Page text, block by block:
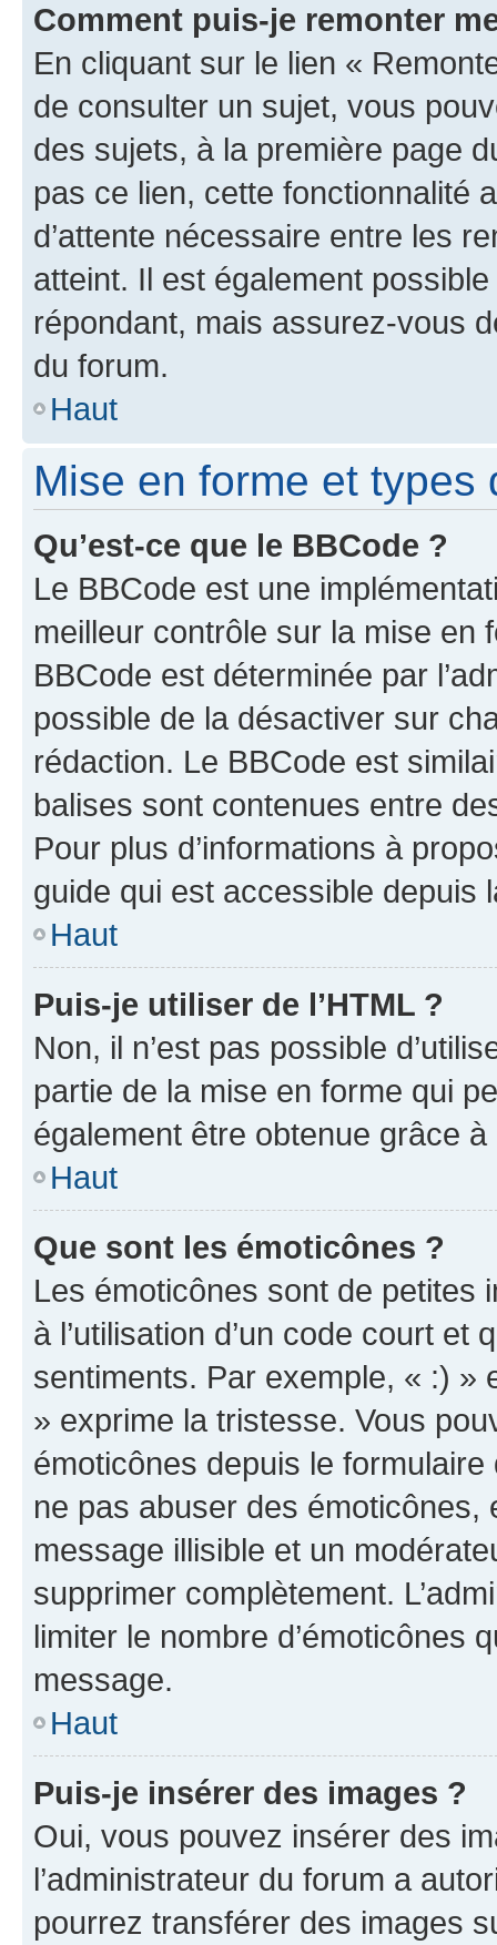
Comment puis-je remonter
En cliquant sur le lien «
de consulter un sujet, vous
des sujets, à la première page
pas ce lien, cette fonctionnalité
d’attente nécessaire entre les
atteint. Il est également
répondant, mais assurez-vous
du forum.
Haut
Mise en forme et types
Qu’est-ce que le BBCode ?
Le BBCode est une
meilleur contrôle sur la mise en
BBCode est déterminée par
possible de la désactiver sur
rédaction. Le BBCode est
balises sont contenues entre
Pour plus d’informations à
guide qui est accessible depuis
Haut
Puis-je utiliser de l’HTML ?
Non, il n’est pas possible
partie de la mise en forme qui
également être obtenue grâce à
Haut
Que sont les émoticônes ?
Les émoticônes sont de petites
à l’utilisation d’un code court et
sentiments. Par exemple, « :) »
» exprime la tristesse. Vous
émoticônes depuis le
ne pas abuser des
message illisible et un
supprimer complètement.
limiter le nombre d’émoticônes
message.
Haut
Puis-je insérer des images ?
Oui, vous pouvez insérer des
l’administrateur du forum a
pourrez transférer des images